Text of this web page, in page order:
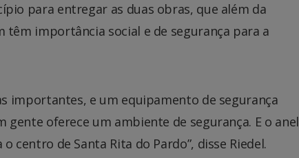
para entregar as duas obras, que além da
importância social e de segurança para a
importantes, e um equipamento de segurança
gente oferece um ambiente de segurança. E o anel
centro de Santa Rita do Pardo”, disse Riedel.